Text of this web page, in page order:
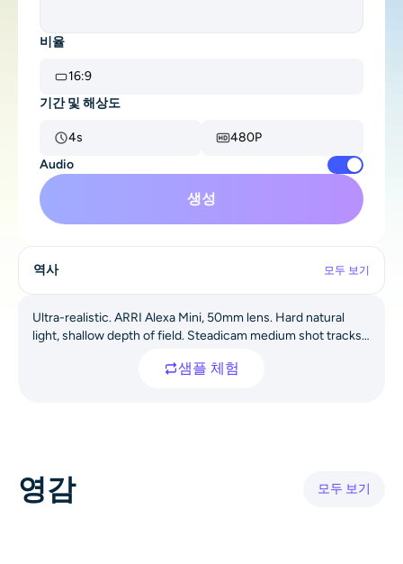
AI 익스텐더
AI 대체서
AI 색칠
AI 스타일 이미지 생성기
인물 사진 도구
비율
16:9
기간 및 해상도
4s
480P
Audio
생성
역사 모두 보기
샘플 체험
Ultra-realistic. ARRI Alexa Mini, 50mm lens. Hard natural
light, shallow depth of field. Steadicam medium shot tracks a
street. He snaps his fingers: a sharp white shockwave
crowds move, pigeons scatter, leaves fall. He melts into the
city as the camera cranes up. Fade to black.
영감 모두 보기